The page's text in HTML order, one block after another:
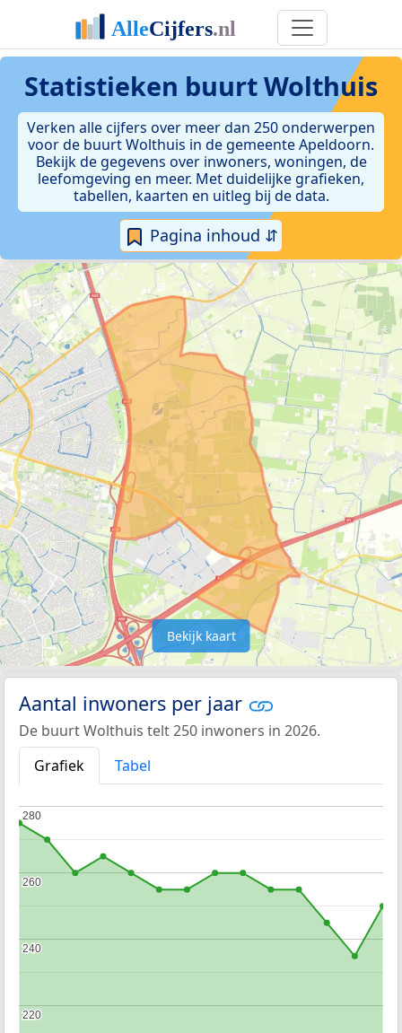
Statistieken buurt Wolthuis
Verken alle cijfers over meer dan 250 onderwerpen
voor de buurt Wolthuis in de gemeente Apeldoorn.
Bekijk de gegevens over inwoners, woningen, de
leefomgeving en meer. Met duidelijke grafieken,
tabellen, kaarten en uitleg bij de data.
Pagina inhoud ⇵
Bekijk kaart
Aantal inwoners per jaar
De buurt Wolthuis telt 250 inwoners in 2026.
Grafiek
Tabel
220
220
240
240
260
260
280
280